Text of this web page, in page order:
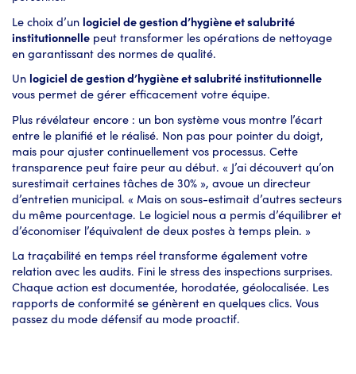
Le choix d’un logiciel de gestion d’hygiène et salubrité
institutionnelle peut transformer les opérations de nettoyage
en garantissant des normes de qualité.
Un logiciel de gestion d’hygiène et salubrité institutionnelle
vous permet de gérer efficacement votre équipe.
Plus révélateur encore : un bon système vous montre l’écart
entre le planifié et le réalisé. Non pas pour pointer du doigt,
mais pour ajuster continuellement vos processus. Cette
transparence peut faire peur au début. « J’ai découvert qu’on
surestimait certaines tâches de 30% », avoue un directeur
d’entretien municipal. « Mais on sous-estimait d’autres secteurs
du même pourcentage. Le logiciel nous a permis d’équilibrer et
d’économiser l’équivalent de deux postes à temps plein. »
La traçabilité en temps réel transforme également votre
relation avec les audits. Fini le stress des inspections surprises.
Chaque action est documentée, horodatée, géolocalisée. Les
rapports de conformité se génèrent en quelques clics. Vous
passez du mode défensif au mode proactif.